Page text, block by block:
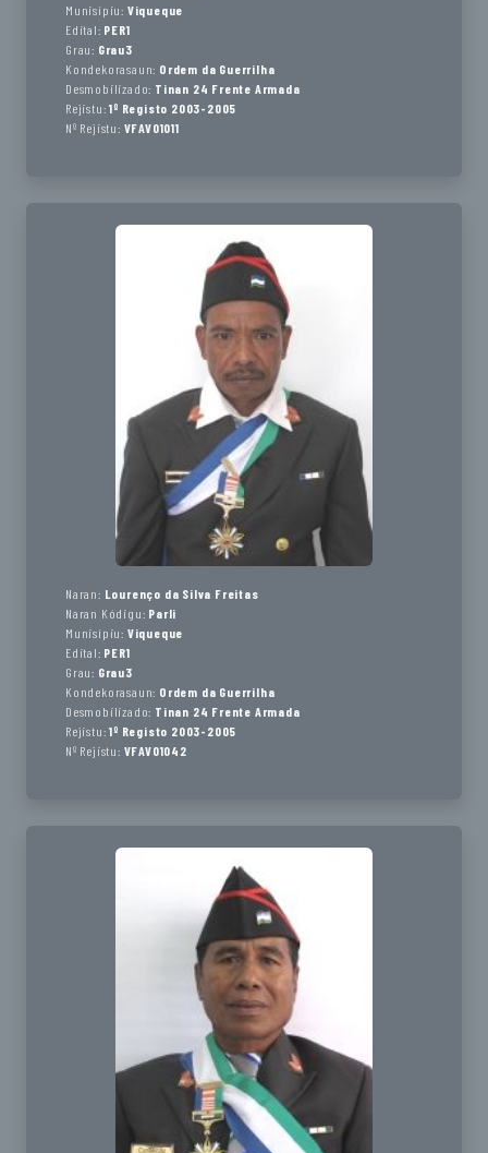
Munisípiu: Viqueque
Edital: PER1
Grau: Grau3
Kondekorasaun: Ordem da Guerrilha
Desmobilizado: Tinan 24 Frente Armada
Rejistu: 1º Registo 2003-2005
Nº Rejistu: VFAV01011
Naran: Lourenço da Silva Freitas
Naran Kódigu: Parli
Munisípiu: Viqueque
Edital: PER1
Grau: Grau3
Kondekorasaun: Ordem da Guerrilha
Desmobilizado: Tinan 24 Frente Armada
Rejistu: 1º Registo 2003-2005
Nº Rejistu: VFAV01042